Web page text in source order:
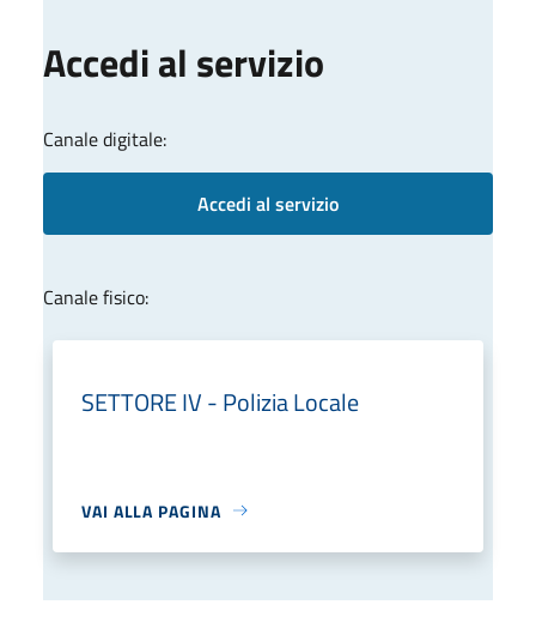
Accedi al servizio
Canale digitale:
Accedi al servizio
Canale fisico:
SETTORE IV - Polizia Locale
VAI ALLA PAGINA